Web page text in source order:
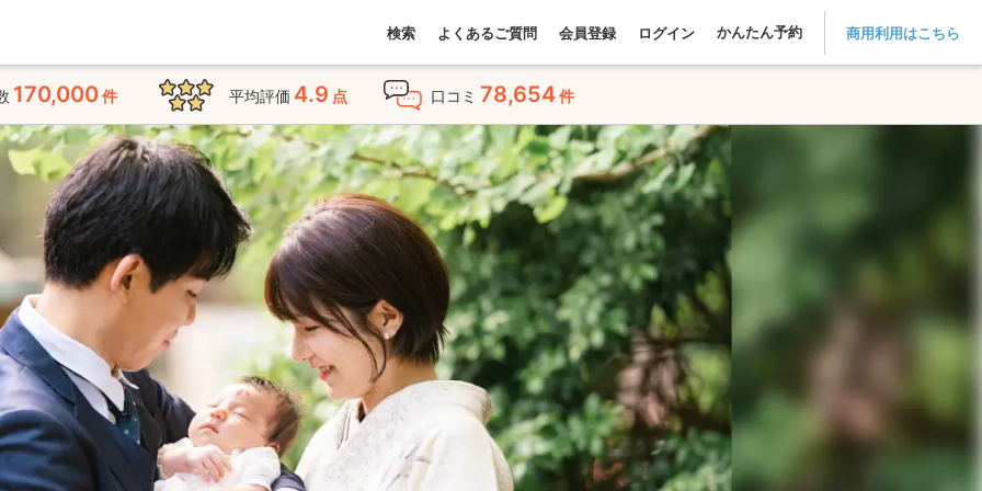
検索 よくあるご質問 会員登録 ログイン かんたん予約 商用利用はこちら
170,000件 平均評価 4.9 点 口コミ 78,654件